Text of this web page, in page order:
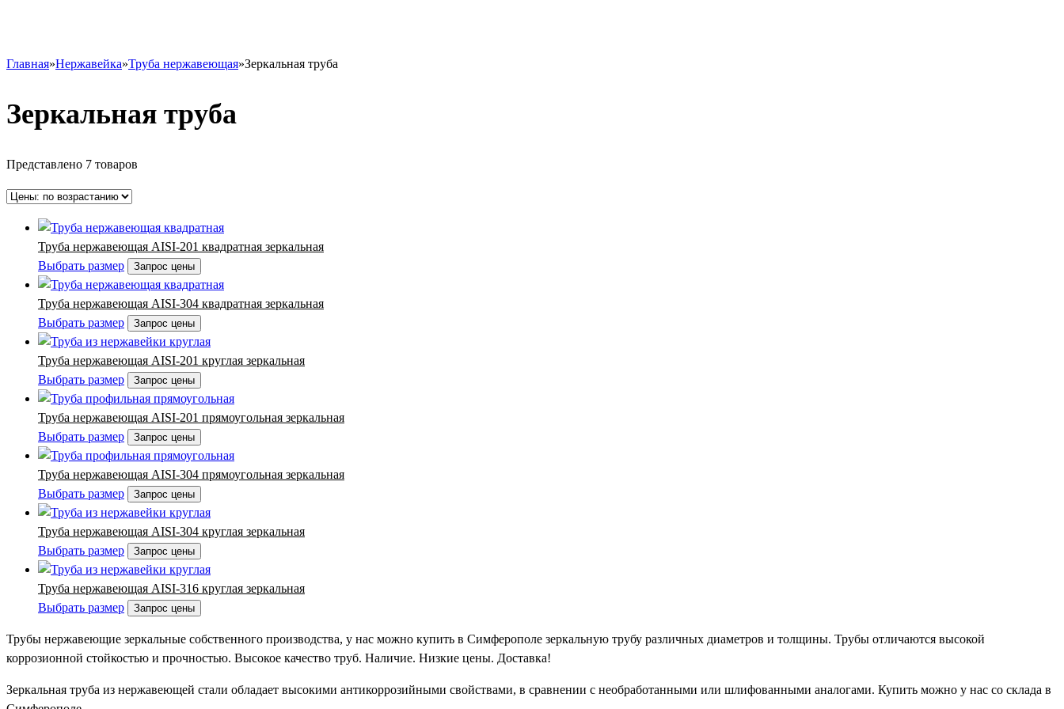
Главная»Нержавейка»Труба нержавеющая»Зеркальная труба
Зеркальная труба
Представлено 7 товаров
Труба нержавеющая AISI-201 квадратная зеркальная
Выбрать размер
Запрос цены
Труба нержавеющая AISI-304 квадратная зеркальная
Выбрать размер
Запрос цены
Труба нержавеющая AISI-201 круглая зеркальная
Выбрать размер
Запрос цены
Труба нержавеющая AISI-201 прямоугольная зеркальная
Выбрать размер
Запрос цены
Труба нержавеющая AISI-304 прямоугольная зеркальная
Выбрать размер
Запрос цены
Труба нержавеющая AISI-304 круглая зеркальная
Выбрать размер
Запрос цены
Труба нержавеющая AISI-316 круглая зеркальная
Выбрать размер
Запрос цены
Трубы нержавеющие зеркальные собственного производства, у нас можно купить в Симферополе зеркальную трубу различных диаметров и толщины. Трубы отличаются высокой
коррозионной стойкостью и прочностью. Высокое качество труб. Наличие. Низкие цены. Доставка!
Зеркальная труба из нержавеющей стали обладает высокими антикоррозийными свойствами, в сравнении с необработанными или шлифованными аналогами. Купить можно у нас со склада в